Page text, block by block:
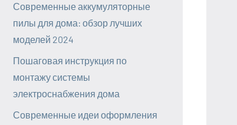
Современные аккумуляторные
пилы для дома: обзор лучших
моделей 2024
Пошаговая инструкция по
монтажу системы
электроснабжения дома
Современные идеи оформления